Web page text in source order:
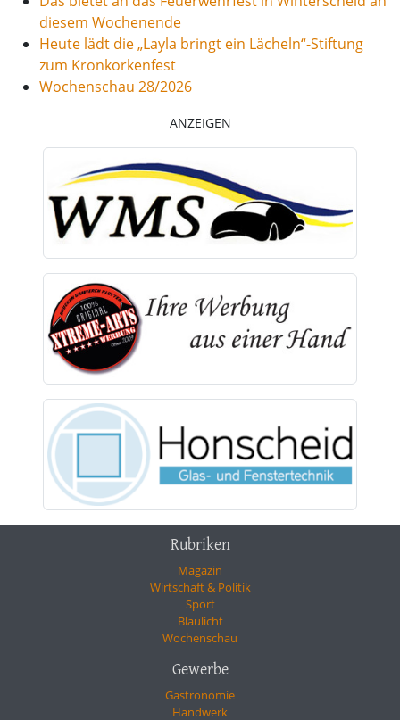
diesem Wochenende
Heute lädt die „Layla bringt ein Lächeln“-Stiftung
zum Kronkorkenfest
Wochenschau 28/2026
ANZEIGEN
Rubriken
Magazin
Wirtschaft & Politik
Sport
Blaulicht
Wochenschau
Gewerbe
Gastronomie
Handwerk